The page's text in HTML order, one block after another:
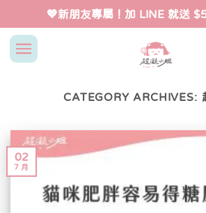
content
💖新朋友專屬！加 LINE 就送
CATEGORY ARCHIVES:
02
7 月